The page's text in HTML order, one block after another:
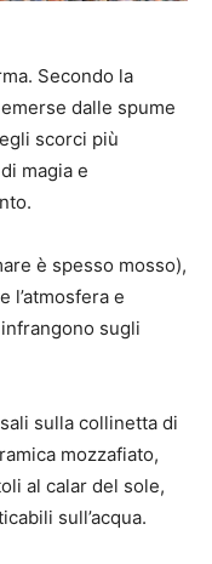
Secondo la
emerse dalle spume
scorci più
magia e
è spesso mosso),
l’atmosfera e
sugli
sali sulla collinetta di
mozzafiato,
al calar del sole,
sull’acqua.